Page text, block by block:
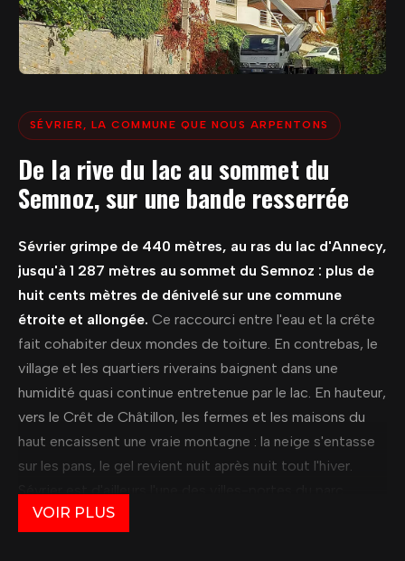
SÉVRIER, LA COMMUNE QUE NOUS ARPENTONS
De la rive du lac au sommet du
Semnoz, sur une bande resserrée
Sévrier grimpe de 440 mètres, au ras du lac d'Annecy,
jusqu'à 1 287 mètres au sommet du Semnoz : plus de
huit cents mètres de dénivelé sur une commune
étroite et allongée. Ce raccourci entre l'eau et la crête
fait cohabiter deux mondes de toiture. En contrebas, le
village et les quartiers riverains baignent dans une
humidité quasi continue entretenue par le lac. En hauteur,
vers le Crêt de Châtillon, les fermes et les maisons du
haut encaissent une vraie montagne : la neige s'entasse
sur les pans, le gel revient nuit après nuit tout l'hiver.
naturel régional du Massif des Bauges, adossée à ce
VOIR PLUS